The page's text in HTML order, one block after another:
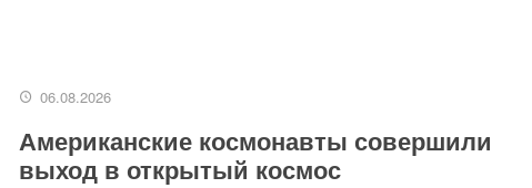
06.08.2026
Американские космонавты совершили
выход в открытый космос